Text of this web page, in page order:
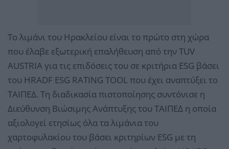
Το λιμάνι του Ηρακλείου είναι το πρώτο στη χώρα
που έλαβε εξωτερική επαλήθευση από την TUV
AUSTRIA για τις επιδόσεις του σε κριτήρια ESG βάσει
του HRADF ESG RATING TOOL που έχει αναπτύξει το
ΤΑΙΠΕΔ. Τη διαδικασία πιστοποίησης συντόνισε η
Διεύθυνση Βιώσιμης Ανάπτυξης του ΤΑΙΠΕΔ η οποία
αξιολογεί ετησίως όλα τα λιμάνια του
χαρτοφυλακίου του βάσει κριτηρίων ESG με τη